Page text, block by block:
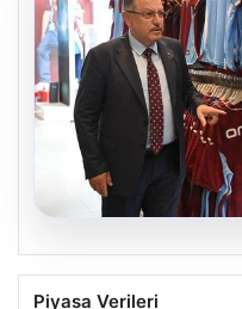
06.08.2026
Ahmet Metin
Piyasa Verileri